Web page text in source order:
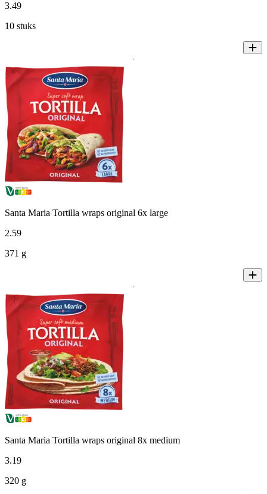
3.49
10 stuks
Santa Maria Tortilla wraps original 6x large
2.59
371 g
Santa Maria Tortilla wraps original 8x medium
3.19
320 g